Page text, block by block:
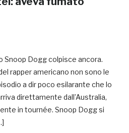
Snoop Dogg colpisce ancora.
rapper americano non sono le
a dir poco esilarante che lo
direttamente dall’Australia,
in tournée. Snoop Dogg si